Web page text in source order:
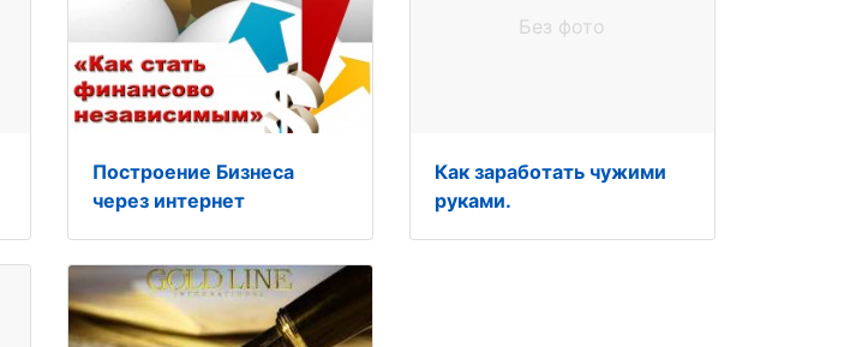
Построение Бизнеса
через интернет
Без фото
Как заработать чужими
руками.